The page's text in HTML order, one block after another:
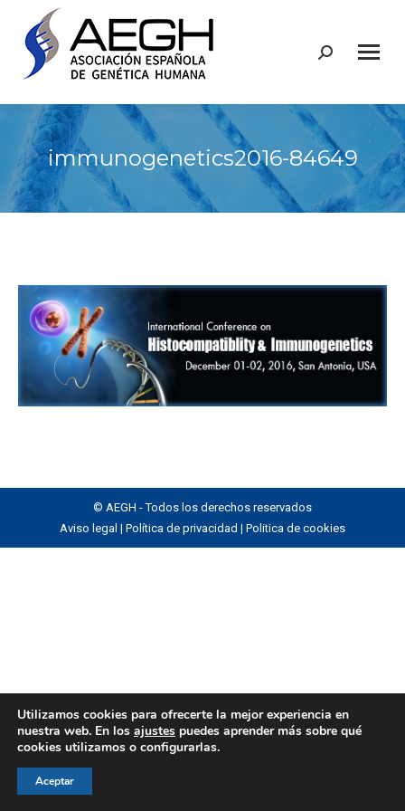
Buscar:
immunogenetics2016-84649
© AEGH - Todos los derechos reservados
Aviso legal | Política de privacidad | Politica de cookies
Utilizamos cookies para ofrecerte la mejor experiencia en
nuestra web. En los ajustes puedes aprender más sobre qué
cookies utilizamos o configurarlas.
Aceptar